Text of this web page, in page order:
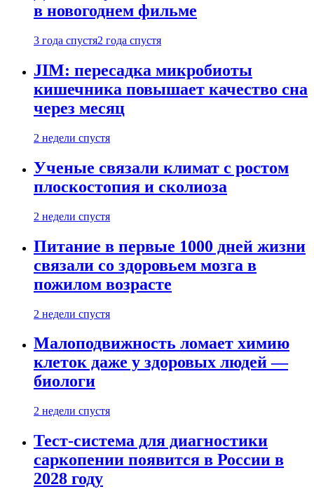
в новогоднем фильме
3 года спустя2 года спустя
JIM: пересадка микробиоты
кишечника повышает качество сна
через месяц
2 недели спустя
Ученые связали климат с ростом
плоскостопия и сколиоза
2 недели спустя
Питание в первые 1000 дней жизни
связали со здоровьем мозга в
пожилом возрасте
2 недели спустя
Малоподвижность ломает химию
клеток даже у здоровых людей —
биологи
2 недели спустя
Тест-система для диагностики
саркопении появится в России в
2028 году